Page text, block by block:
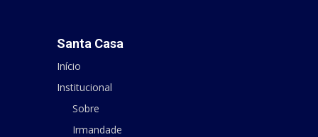
Santa Casa
Início
Institucional
Sobre
Irmandade